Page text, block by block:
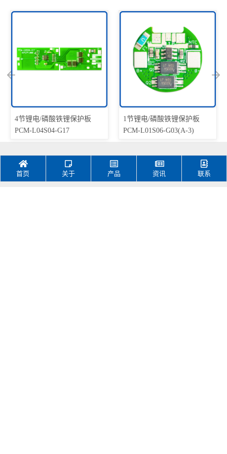
4节锂电/磷酸铁锂保护板
PCM-L04S04-G17
1节锂电/磷酸铁锂保护板
PCM-L01S06-G03(A-3)
首页 关于 产品 资讯 联系